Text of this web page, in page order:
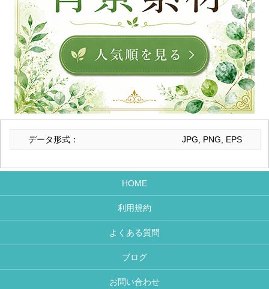
データ形式： JPG, PNG, EPS
HOME
利用規約
よくある質問
ブログ
お問い合わせ